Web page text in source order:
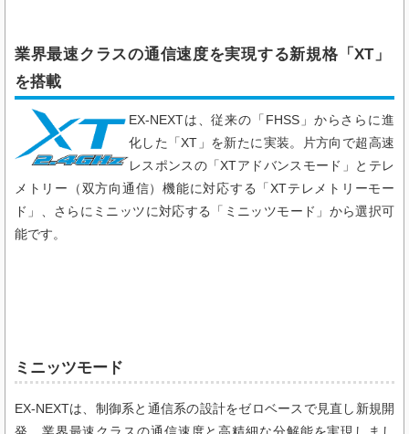
業界最速クラスの通信速度を実現する新規格「XT」
を搭載
EX-NEXTは、従来の「FHSS」からさらに進
化した「XT」を新たに実装。片方向で超高速
レスポンスの「XTアドバンスモード」とテレ
メトリー（双方向通信）機能に対応する「XTテレメトリーモー
ド」、さらにミニッツに対応する「ミニッツモード」から選択可
能です。
ミニッツモード
EX-NEXTは、制御系と通信系の設計をゼロベースで見直し新規開
発。業界最速クラスの通信速度と高精細な分解能を実現しまし